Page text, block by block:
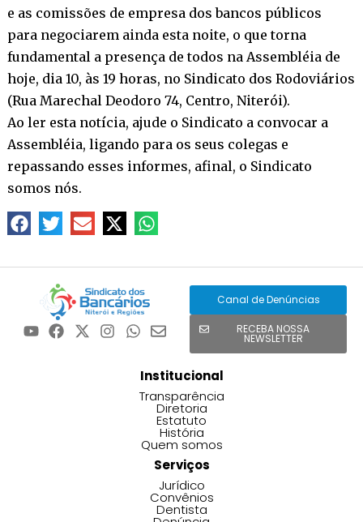
e as comissões de empresa dos bancos públicos
para negociarem ainda esta noite, o que torna
fundamental a presença de todos na Assembléia de
hoje, dia 10, às 19 horas, no Sindicato dos Rodoviários
(Rua Marechal Deodoro 74, Centro, Niterói).
Ao ler esta notícia, ajude o Sindicato a convocar a
Assembléia, ligando para os seus colegas e
repassando esses informes, afinal, o Sindicato
somos nós.
Canal de Denúncias
RECEBA NOSSA
NEWSLETTER
Institucional
Transparência
Diretoria
Estatuto
História
Quem somos
Serviços
Jurídico
Convênios
Dentista